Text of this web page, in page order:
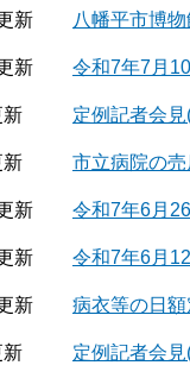
新 八幡平市博
新 令和7年7月
新 定例記者会
新 市立病院の
新 令和7年6月
新 令和7年6月
新 病衣等の日
新 定例記者会